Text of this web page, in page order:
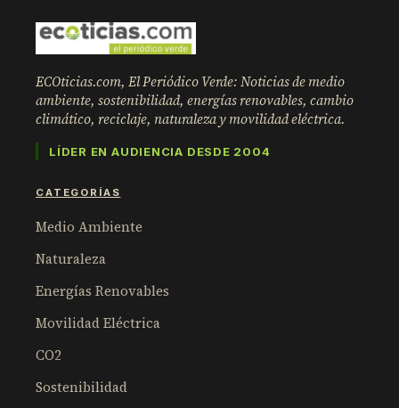
ECOticias.com, El Periódico Verde: Noticias de medio
ambiente, sostenibilidad, energías renovables, cambio
climático, reciclaje, naturaleza y movilidad eléctrica.
LÍDER EN AUDIENCIA DESDE 2004
CATEGORÍAS
Medio Ambiente
Naturaleza
Energías Renovables
Movilidad Eléctrica
CO2
Sostenibilidad